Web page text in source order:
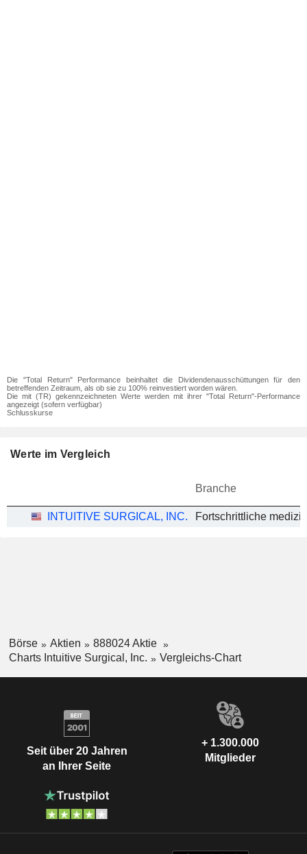
Die "Total Return" Performance beinhaltet die Dividendenausschüttungen für den
betreffenden Zeitraum, als ob sie zu 100% reinvestiert worden wären.
Die mit (TR) gekennzeichneten Werte werden mit ihrer "Total Return"-Performance
angezeigt (sofern verfügbar)
Schlusskurse
Werte im Vergleich
Branche
INTUITIVE SURGICAL, INC.
Börse Aktien
888024 Aktie
Charts Intuitive Surgical, Inc.
Vergleichs-Chart
Seit über 20 Jahren
an Ihrer Seite
+ 1.300.000
Mitglieder